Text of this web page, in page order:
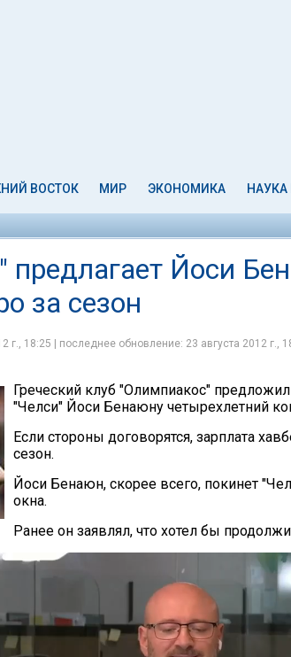
ВОСТОК МИР ЭКОНОМИКА НАУКА
предлагает Йоси
за сезон
г., 18:25 | последнее обновление: 23 августа 2012 г.,
Греческий клуб "Олимпиакос"
"Челси" Йоси Бенаюну четырехлетний
Если стороны договорятся, зарплата
сезон.
Йоси Бенаюн, скорее всего, покинет
окна.
Ранее он заявлял, что хотел бы